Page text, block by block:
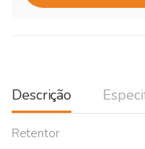
Descrição
Retentor